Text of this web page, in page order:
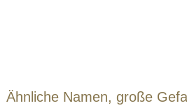
Ähnliche Namen, große